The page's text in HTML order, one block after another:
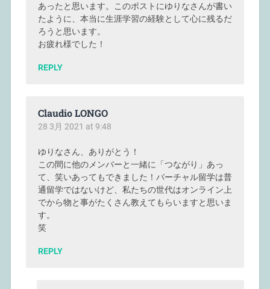
あったと思います。このポストにゆりなさんが書い
たように、本当に生涯学習の経験として心に残るだ
ろうと思います。
お疲れ様でした！
REPLY
Claudio LONGO
28 3月 2021 at 9:48
ゆりなさん、ありがとう！
この間に他のメンバーと一緒に「つながり」あっ
て、笑いあってもできました！バーチャル留学は普
通留学ではないけど、私たちの世代はオンライン上
でから物と事がたくさん教えてもらいますと思いま
す。
笑
REPLY